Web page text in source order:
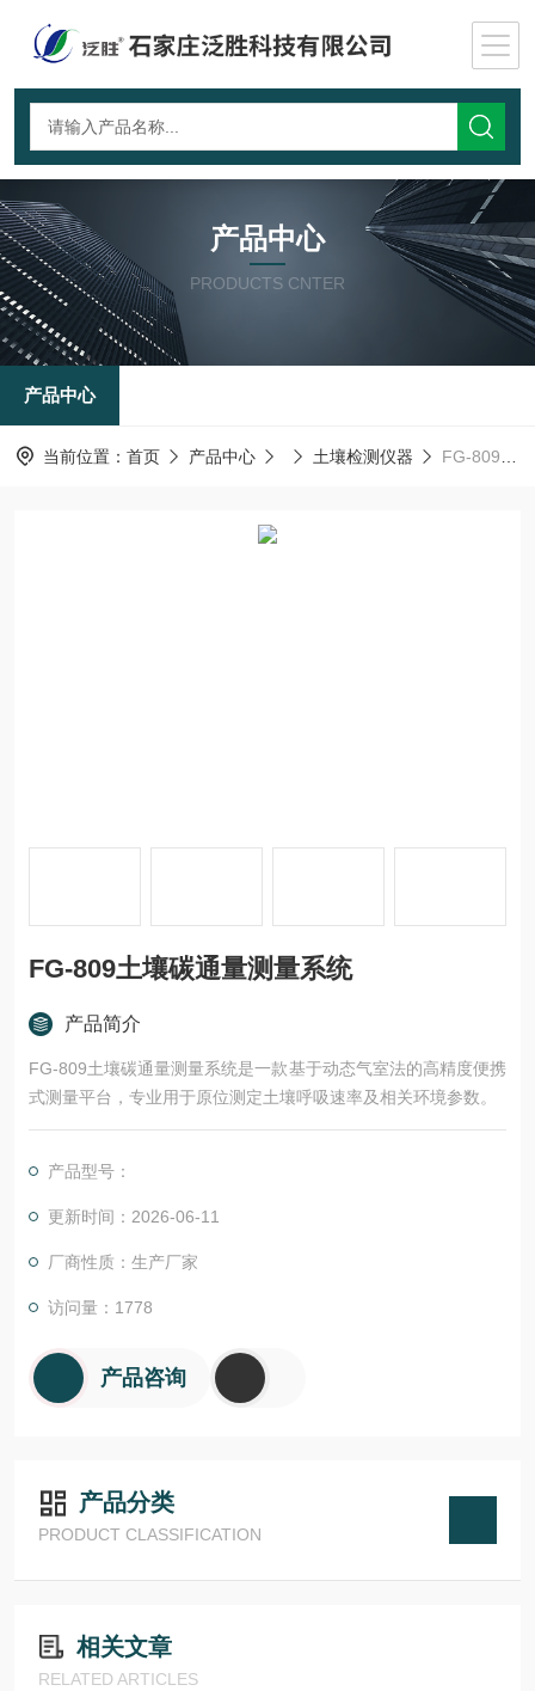
产品中心
PRODUCTS CNTER
产品中心
当前位置： 首页 产品中心 土壤检测仪器 FG-809土壤碳通量测量系统
FG-809土壤碳通量测量系统
产品简介
FG-809土壤碳通量测量系统是一款基于动态气室法的高精度便携
式测量平台，专业用于原位测定土壤呼吸速率及相关环境参数。
产品型号：
更新时间：2026-06-11
厂商性质：生产厂家
访问量：1778
产品咨询
产品分类
PRODUCT CLASSIFICATION
相关文章
RELATED ARTICLES